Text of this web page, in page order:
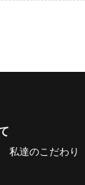
私達のこだわり